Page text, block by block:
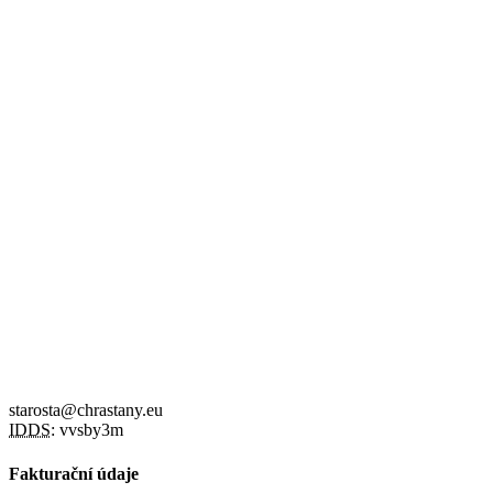
starosta@chrastany.eu
IDDS: vvsby3m
Fakturační údaje